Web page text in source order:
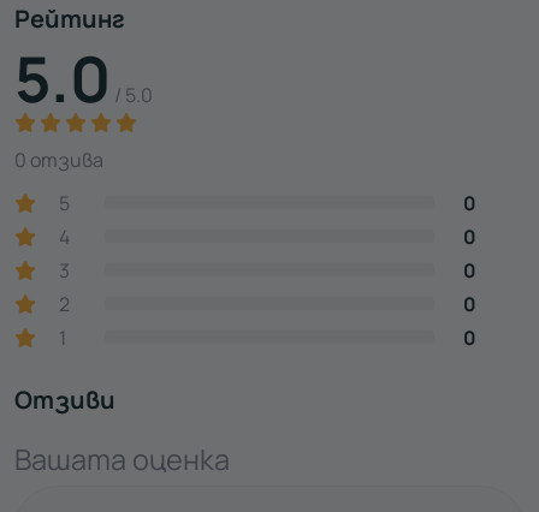
Рейтинг
5.0 / 5.0
0 отзива
5
0
4
0
3
0
2
0
1
0
Отзиви
Вашата оценка